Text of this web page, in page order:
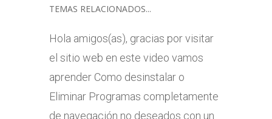
TEMAS RELACIONADOS...
Hola amigos(as), gracias por visitar
el sitio web en este video vamos
aprender Como desinstalar o
Eliminar Programas completamente
de navegación no deseados con un